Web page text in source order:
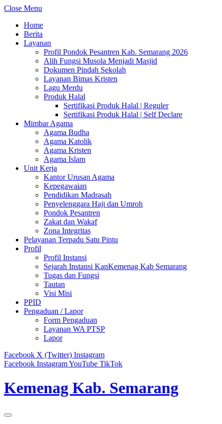
Close Menu
Home
Berita
Layanan
Profil Pondok Pesantren Kab. Semarang 2026
Alih Fungsi Musola Menjadi Masjid
Dokumen Pindah Sekolah
Layanan Bimas Kristen
Lagu Merdu
Produk Halal
Sertifikasi Produk Halal | Reguler
Sertifikasi Produk Halal | Self Declare
Mimbar Agama
Agama Budha
Agama Katolik
Agama Kristen
Agama Islam
Unit Kerja
Kantor Urusan Agama
Kepegawaian
Pendidikan Madrasah
Penyelenggara Haji dan Umroh
Pondok Pesantren
Zakat dan Wakaf
Zona Integritas
Pelayanan Terpadu Satu Pintu
Profil
Profil Instansi
Sejarah Instansi KanKemenag Kab Semarang
Tugas dan Fungsi
Tautan
Visi Misi
PPID
Pengaduan / Lapor
Form Pengaduan
Layanan WA PTSP
Lapor
Facebook X (Twitter) Instagram
Facebook InstagramYouTube TikTok
Kemenag Kab. Semarang